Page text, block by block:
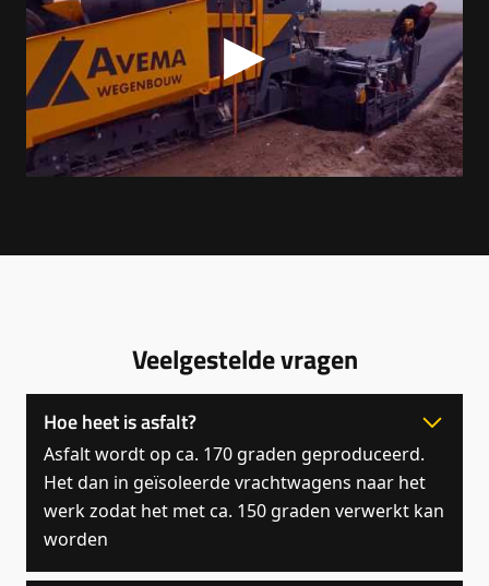
▶
Veelgestelde vragen
Hoe heet is asfalt?
Asfalt wordt op ca. 170 graden geproduceerd.
Het dan in geïsoleerde vrachtwagens naar het
werk zodat het met ca. 150 graden verwerkt kan
worden